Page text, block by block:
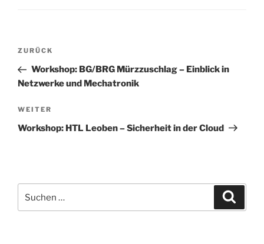
Beitragsnavigation
Vorheriger
Beitrag
ZURÜCK
Workshop: BG/BRG Mürzzuschlag – Einblick in
Netzwerke und Mechatronik
Nächster
Beitrag
WEITER
Workshop: HTL Leoben – Sicherheit in der Cloud
nach: